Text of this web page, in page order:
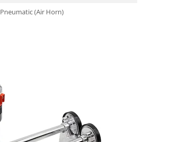
Pneumatic (Air Horn)